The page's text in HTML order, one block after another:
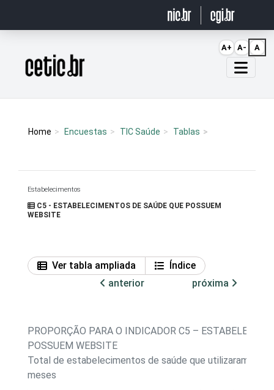
Página inicial
Home Encuestas TIC Saúde Tablas
Estabelecimentos
C5 - ESTABELECIMENTOS DE SAÚDE QUE POSSUEM
WEBSITE
Ver tabla ampliada
Índice
anterior
próxima
PROPORÇÃO PARA O INDICADOR C5 –
POSSUEM WEBSITE
Total de estabelecimentos de saúde que utilizaram a
meses
A+ A- A